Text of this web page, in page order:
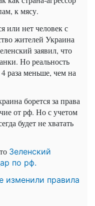
к мясу.
или нет человек с
жителей Украина
заявил, что
Но реальность
раза меньше, чем на
борется за права
от рф. Но с учетом
будет не хватать
Зеленский
по рф.
изменили правила